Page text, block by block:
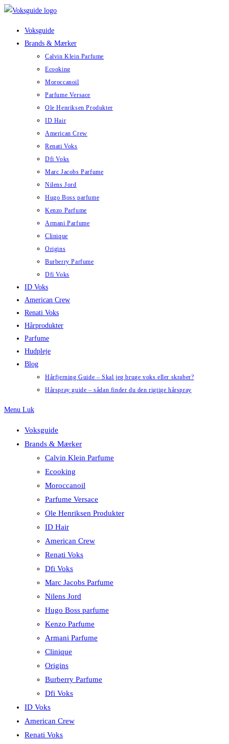
Skip
Voksguide
Brands & Mærker
Calvin Klein Parfume
Ecooking
Moroccanoil
Parfume Versace
Ole Henriksen Produkter
ID Hair
American Crew
Renati Voks
Dfi Voks
Marc Jacobs Parfume
Nilens Jord
Hugo Boss parfume
Kenzo Parfume
Armani Parfume
Clinique
Origins
Burberry Parfume
Dfi Voks
ID Voks
American Crew
Renati Voks
Hårprodukter
Parfume
Hudpleje
Blog
Hårfjerning Guide – Skal jeg bruge voks eller skraber?
Hårspray guide – sådan finder du den rigtige hårspray
Menu Luk
Voksguide
Brands & Mærker
Calvin Klein Parfume
Ecooking
Moroccanoil
Parfume Versace
Ole Henriksen Produkter
ID Hair
American Crew
Renati Voks
Dfi Voks
Marc Jacobs Parfume
Nilens Jord
Hugo Boss parfume
Kenzo Parfume
Armani Parfume
Clinique
Origins
Burberry Parfume
Dfi Voks
ID Voks
American Crew
Renati Voks